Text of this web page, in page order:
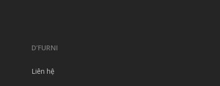
D’FURNI
Liên hệ